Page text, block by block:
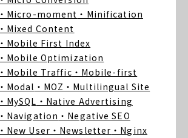
・Micro-moment ・Minification
・Mixed Content
・Mobile First Index
・Mobile Optimization
・Mobile Traffic ・Mobile-first
・Modal ・MOZ ・Multilingual Site
・MySQL ・Native Advertising
・Navigation ・Negative SEO
・New User ・Newsletter ・Nginx